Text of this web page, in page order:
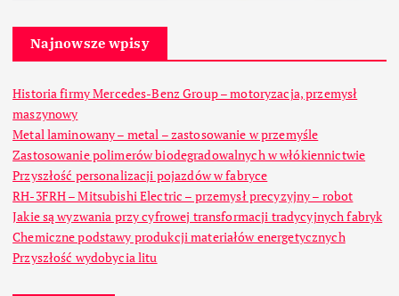
Najnowsze wpisy
Historia firmy Mercedes-Benz Group – motoryzacja, przemysł
maszynowy
Metal laminowany – metal – zastosowanie w przemyśle
Zastosowanie polimerów biodegradowalnych w włókiennictwie
Przyszłość personalizacji pojazdów w fabryce
RH-3FRH – Mitsubishi Electric – przemysł precyzyjny – robot
Jakie są wyzwania przy cyfrowej transformacji tradycyjnych fabryk
Chemiczne podstawy produkcji materiałów energetycznych
Przyszłość wydobycia litu